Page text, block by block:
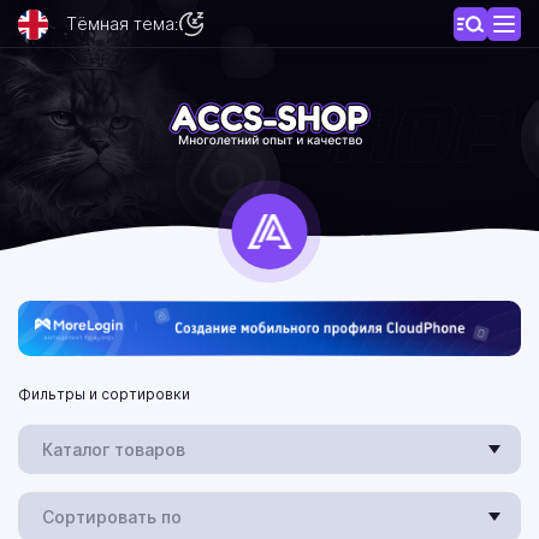
Тёмная тема:
Фильтры и сортировки
Каталог товаров
Сортировать по